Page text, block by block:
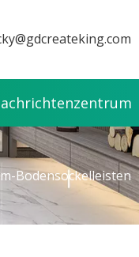
Bodensockelleisten